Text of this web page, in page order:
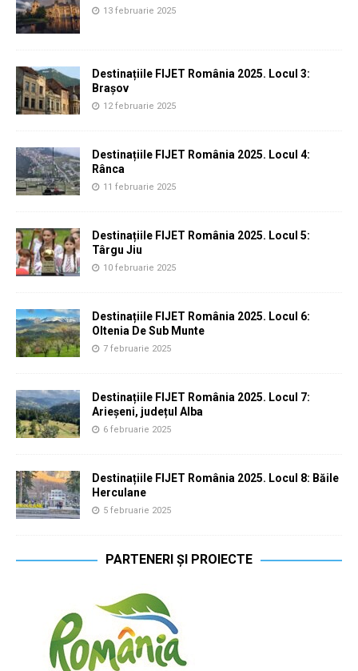
13 februarie 2025
Destinațiile FIJET România 2025. Locul 3:
Brașov
12 februarie 2025
Destinațiile FIJET România 2025. Locul 4:
Rânca
11 februarie 2025
Destinațiile FIJET România 2025. Locul 5:
Târgu Jiu
10 februarie 2025
Destinațiile FIJET România 2025. Locul 6:
Oltenia De Sub Munte
7 februarie 2025
Destinațiile FIJET România 2025. Locul 7:
Arieșeni, județul Alba
6 februarie 2025
Destinațiile FIJET România 2025. Locul 8: Băile
Herculane
5 februarie 2025
PARTENERI ȘI PROIECTE